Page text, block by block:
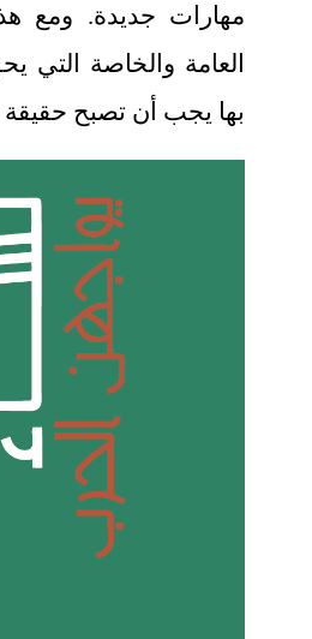
مهارات جديدة. ومع
العامة والخاصة التي
بها يجب أن تصبح حقيقة